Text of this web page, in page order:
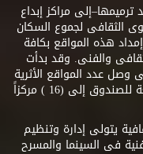
مراكز إبداع
الثقافى لجموع السكان
هذه المواقع بكافة
والفنى. وقد بدأت
حتى وصل عدد المواقع الأثرية
التى تم تحويلها إلى مراكز إبداع فنى تابعة للصندوق إلى (16 ) مركزاً
يتولى إدارة وتنظيم
فى السينما والمسرح